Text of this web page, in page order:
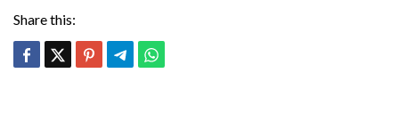
Share this: